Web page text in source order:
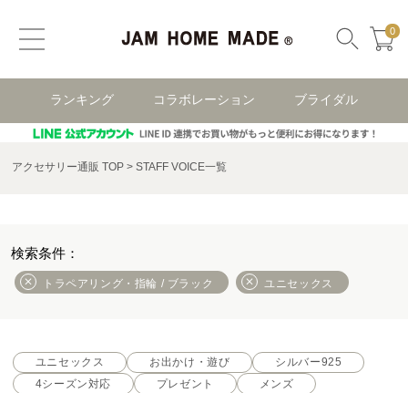
0
ランキング コラボレーション ブライダル
アクセサリー通販 TOP STAFF VOICE一覧
トラペアリング・指輪 / ブラック ユニセックス
ユニセックス お出かけ・遊び
シルバー925
4シーズン対応
プレゼント
メンズ